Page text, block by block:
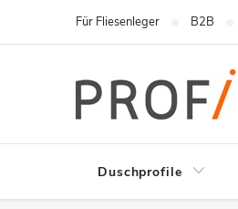
Für Fliesenleger B2B
Duschprofile